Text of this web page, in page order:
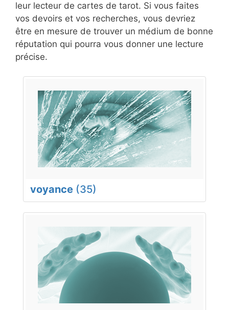
leur lecteur de cartes de tarot. Si vous faites
vos devoirs et vos recherches, vous devriez
être en mesure de trouver un médium de bonne
réputation qui pourra vous donner une lecture
précise.
voyance (35)